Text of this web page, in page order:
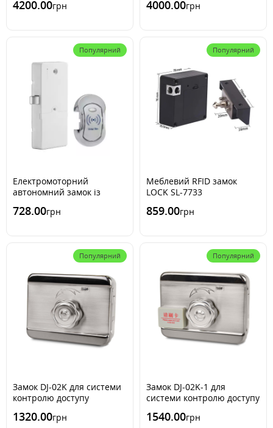
4200.00грн 4000.00грн
Популярний
Електромоторний
автономний замок із
728.00грн
Популярний
Меблевий RFID замок
LOCK SL-7733
859.00грн
Популярний
Замок DJ-02K для системи
контролю доступу
1320.00грн
Популярний
Замок DJ-02K-1 для
системи контролю доступу
1540.00грн